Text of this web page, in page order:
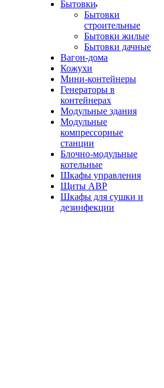
Бытовки
Бытовки
строительные
Бытовки жилые
Бытовки дачные
Вагон-дома
Кожухи
Мини-контейнеры
Генераторы в
контейнерах
Модульные здания
Модульные
компрессорные
станции
Блочно-модульные
котельные
Шкафы управления
Щиты АВР
Шкафы для сушки и
дезинфекции